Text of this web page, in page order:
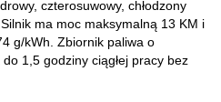
czterosuwowy, chłodzony
ma moc maksymalną 13 KM i
g/kWh. Zbiornik paliwa o
1,5 godziny ciągłej pracy bez